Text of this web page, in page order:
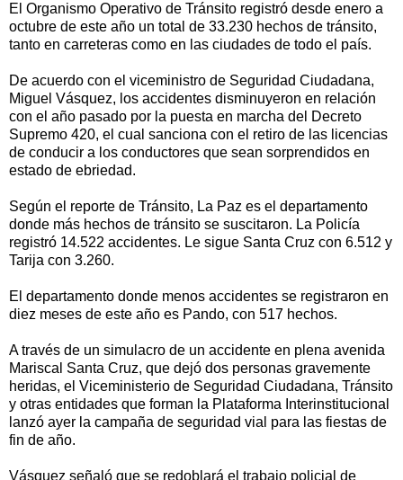
El Organismo Operativo de Tránsito registró desde enero a
octubre de este año un total de 33.230 hechos de tránsito,
tanto en carreteras como en las ciudades de todo el país.
De acuerdo con el viceministro de Seguridad Ciudadana,
Miguel Vásquez, los accidentes disminuyeron en relación
con el año pasado por la puesta en marcha del Decreto
Supremo 420, el cual sanciona con el retiro de las licencias
de conducir a los conductores que sean sorprendidos en
estado de ebriedad.
Según el reporte de Tránsito, La Paz es el departamento
donde más hechos de tránsito se suscitaron. La Policía
registró 14.522 accidentes. Le sigue Santa Cruz con 6.512 y
Tarija con 3.260.
El departamento donde menos accidentes se registraron en
diez meses de este año es Pando, con 517 hechos.
A través de un simulacro de un accidente en plena avenida
Mariscal Santa Cruz, que dejó dos personas gravemente
heridas, el Viceministerio de Seguridad Ciudadana, Tránsito
y otras entidades que forman la Plataforma Interinstitucional
lanzó ayer la campaña de seguridad vial para las fiestas de
fin de año.
Vásquez señaló que se redoblará el trabajo policial de